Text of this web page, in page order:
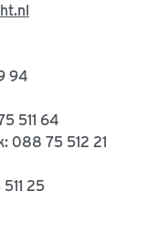
94
511 64
088 75 512 21
25